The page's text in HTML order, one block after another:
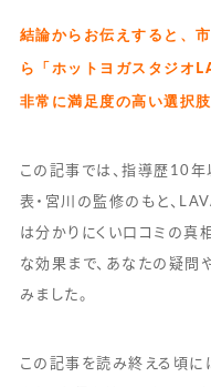
結論からお伝えすると、
ら「ホットヨガスタジオ
非常に満足度の高い選択肢
この記事では、指導歴10
表・宮川の監修のもと、
は分かりにくい口コミの真
な効果まで、あなたの疑問
みました。
この記事を読み終える頃に